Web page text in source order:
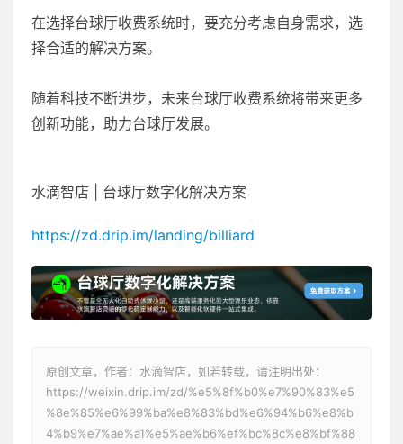
在选择台球厅收费系统时，要充分考虑自身需求，选
择合适的解决方案。
随着科技不断进步，未来台球厅收费系统将带来更多
创新功能，助力台球厅发展。
水滴智店 | 台球厅数字化解决方案
https://zd.drip.im/landing/billiard
原创文章，作者：水滴智店，如若转载，请注明出处：
https://weixin.drip.im/zd/%e5%8f%b0%e7%90%83%e5
%8e%85%e6%99%ba%e8%83%bd%e6%94%b6%e8%b
4%b9%e7%ae%a1%e5%ae%b6%ef%bc%8c%e8%bf%88